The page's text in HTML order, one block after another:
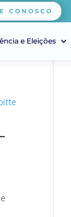
CONOSCO
e Eleições